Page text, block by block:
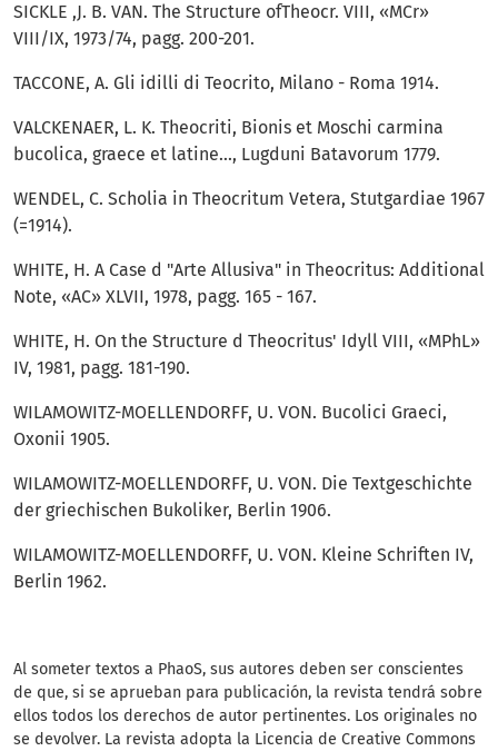
SICKLE ,J. B. VAN. The Structure ofTheocr. VIII, «MCr»
VIII/IX, 1973/74, pagg. 200-201.
TACCONE, A. Gli idilli di Teocrito, Milano - Roma 1914.
VALCKENAER, L. K. Theocriti, Bionis et Moschi carmina
bucolica, graece et latine..., Lugduni Batavorum 1779.
WENDEL, C. Scholia in Theocritum Vetera, Stutgardiae 1967
(=1914).
WHITE, H. A Case d "Arte Allusiva" in Theocritus: Additional
Note, «AC» XLVII, 1978, pagg. 165 - 167.
WHITE, H. On the Structure d Theocritus' Idyll VIII, «MPhL»
IV, 1981, pagg. 181-190.
WILAMOWITZ-MOELLENDORFF, U. VON. Bucolici Graeci,
Oxonii 1905.
WILAMOWITZ-MOELLENDORFF, U. VON. Die Textgeschichte
der griechischen Bukoliker, Berlin 1906.
WILAMOWITZ-MOELLENDORFF, U. VON. Kleine Schriften IV,
Berlin 1962.
Al someter textos a PhaoS, sus autores deben ser conscientes
de que, si se aprueban para publicación, la revista tendrá sobre
ellos todos los derechos de autor pertinentes. Los originales no
se devolver. La revista adopta la Licencia de Creative Commons